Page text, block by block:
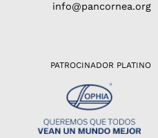
info@pancornea.org
PATROCINADOR PLATINO